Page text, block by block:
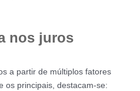
nos juros
a partir de múltiplos fatores
os principais, destacam-se: